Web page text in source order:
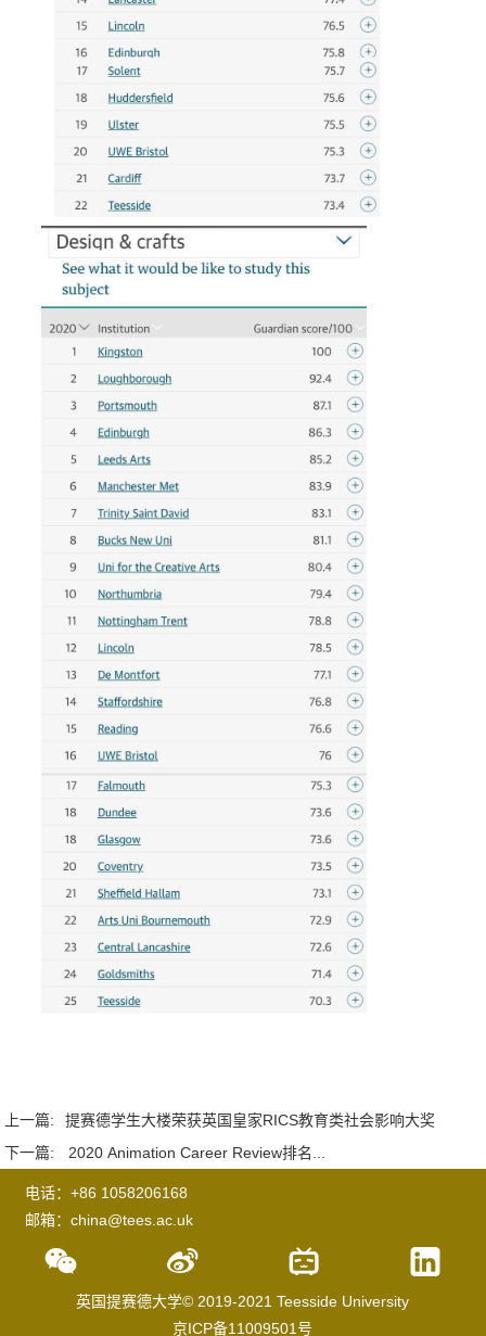
上一篇:
提赛德学生大楼荣获英国皇家RICS教育类社会影响大奖
下一篇:
2020 Animation Career Review排名...
电话：+86 1058206168
邮箱：china@tees.ac.uk
英国提赛德大学© 2019-2021 Teesside University
京ICP备11009501号